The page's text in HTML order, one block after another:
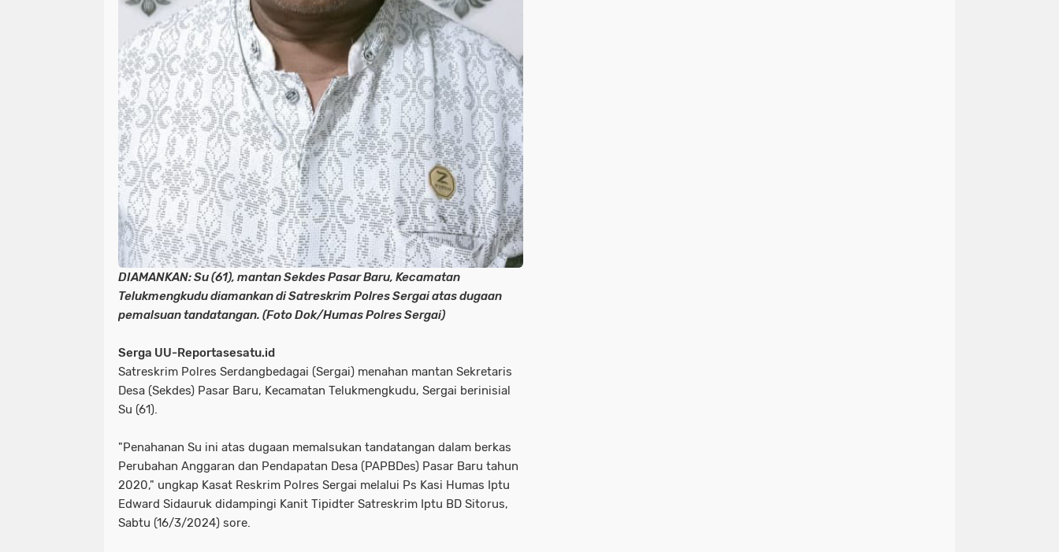
DIAMANKAN: Su (61), mantan Sekdes Pasar Baru, Kecamatan
Telukmengkudu diamankan di Satreskrim Polres Sergai atas dugaan
pemalsuan tandatangan. (Foto Dok/Humas Polres Sergai)
Serga UU-Reportasesatu.id
Satreskrim Polres Serdangbedagai (Sergai) menahan mantan Sekretaris
Desa (Sekdes) Pasar Baru, Kecamatan Telukmengkudu, Sergai berinisial
Su (61).
"Penahanan Su ini atas dugaan memalsukan tandatangan dalam berkas
Perubahan Anggaran dan Pendapatan Desa (PAPBDes) Pasar Baru tahun
2020," ungkap Kasat Reskrim Polres Sergai melalui Ps Kasi Humas Iptu
Edward Sidauruk didampingi Kanit Tipidter Satreskrim Iptu BD Sitorus,
Sabtu (16/3/2024) sore.